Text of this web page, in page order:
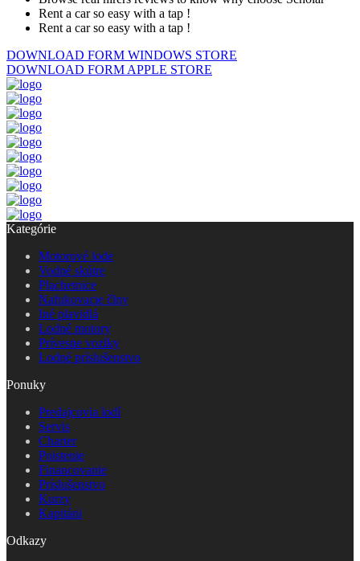
Rent a car so easy with a tap !
Rent a car so easy with a tap !
DOWNLOAD FORM WINDOWS STORE
DOWNLOAD FORM APPLE STORE
Kategórie
Motorové lode
Vodné skútre
Plachetnice
Nafukovacie člny
Iné plavidlá
Lodné motory
Prívesne vozíky
Lodné príslušenstvo
Ponuky
Predajcovia lodí
Servis
Charter
Poistenie
Financovanie
Príslušenstvo
Kurzy
Kapitáni
Odkazy